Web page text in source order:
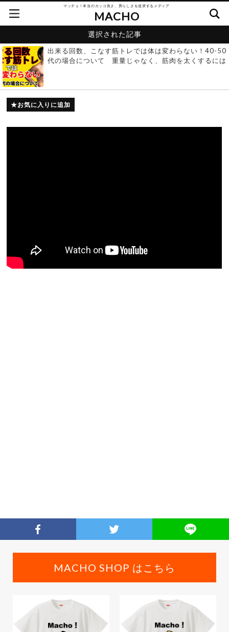
マッチョ！本当のカッコ良さ、男らしさを追求するメディア
MACHO
選択された記事
出来る回数、こなす筋トレでは体は変わらない！40-50
代の場合について 重量じゃなく、筋肉を太くするには
お気に入りに追加
MACHO SHOP はこちら